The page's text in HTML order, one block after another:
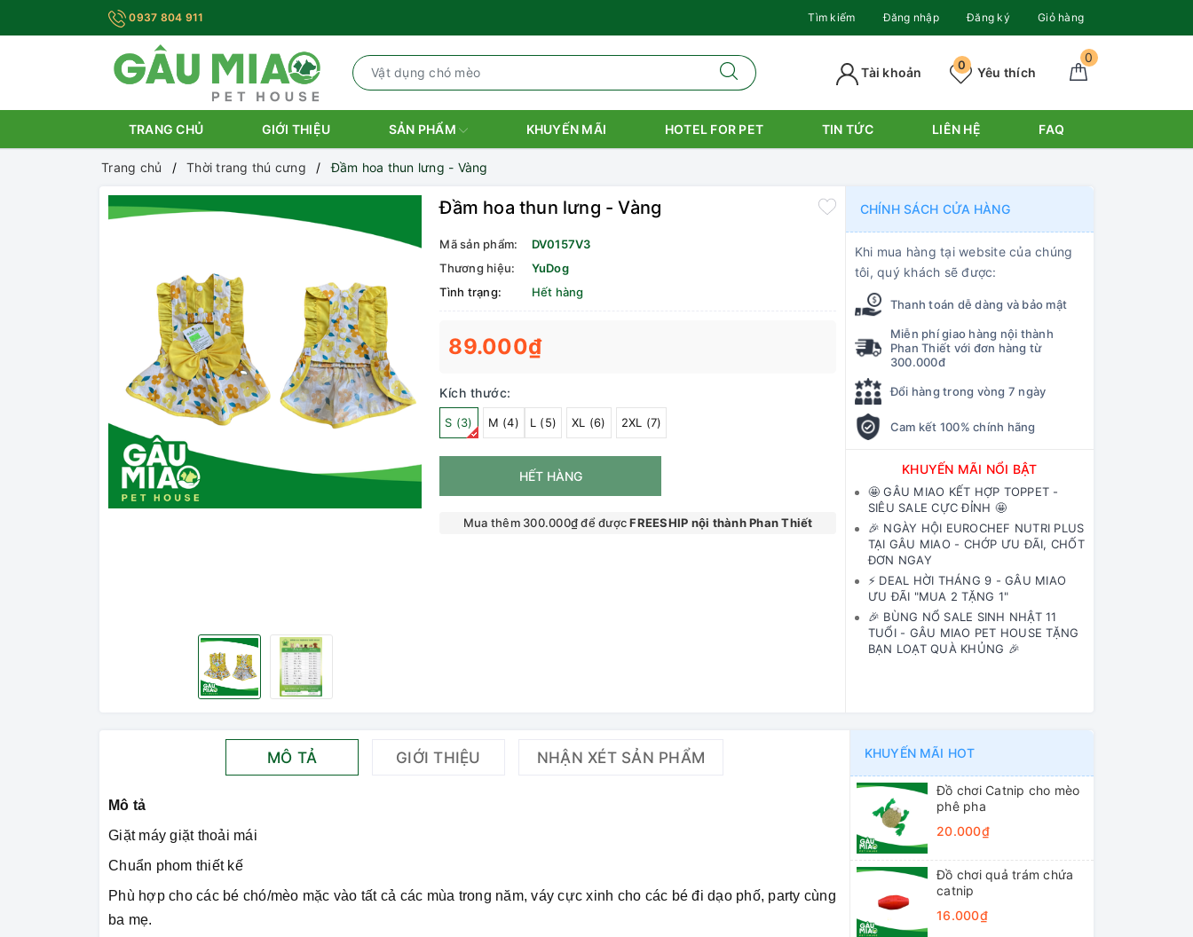
0937 804 911 Tìm kiếm Đăng nhập Đăng ký Giỏ hàng
0
Yêu thích
0
Tài khoản
TRANG CHỦ GIỚI THIỆU SẢN PHẨM KHUYẾN MÃI HOTEL FOR PET TIN TỨC LIÊN HỆ FAQ
Trang chủ Thời trang thú cưng Đầm hoa thun lưng - Vàng
Đầm hoa thun lưng - Vàng
Mã sản phẩm:
DV0157V3
Thương hiệu:
YuDog
Tình trạng:
Hết hàng
89.000₫
Kích thước:
S (3) M (4) L (5) XL (6) 2XL (7)
HẾT HÀNG
Mua thêm 300.000₫ để đượcFREESHIP nội thành Phan Thiết
CHÍNH SÁCH CỬA HÀNG
Khi mua hàng tại website của chúng
tôi, quý khách sẽ được:
Thanh toán dễ dàng và bảo mật
Miễn phí giao hàng nội thành
Phan Thiết với đơn hàng từ
300.000đ
Đổi hàng trong vòng 7 ngày
Cam kết 100% chính hãng
KHUYẾN MÃI NỔI BẬT
🤩 GÂU MIAO KẾT HỢP TOPPET -
SIÊU SALE CỰC ĐỈNH 🤩
🎉 NGÀY HỘI EUROCHEF NUTRI PLUS
TẠI GÂU MIAO - CHỚP ƯU ĐÃI, CHỐT
ĐƠN NGAY
⚡️ DEAL HỜI THÁNG 9 - GÂU MIAO
ƯU ĐÃI "MUA 2 TẶNG 1"
🎉 BÙNG NỔ SALE SINH NHẬT 11
TUỔI - GÂU MIAO PET HOUSE TẶNG
BẠN LOẠT QUÀ KHỦNG 🎉
MÔ TẢ GIỚI THIỆU NHẬN XÉT SẢN PHẨM
Mô tả
Giặt máy giặt thoải mái
Chuẩn phom thiết kế
Phù hợp cho các bé chó/mèo mặc vào tất cả các mùa trong năm, váy cực xinh cho các bé đi dạo phố, party cùng
ba mẹ.
KHUYẾN MÃI HOT
Đồ chơi Catnip cho mèo
phê pha
20.000₫
Đồ chơi quả trám chứa
catnip
16.000₫